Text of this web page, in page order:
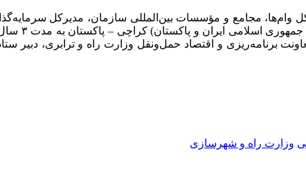
وام‌ها، مجامع و مؤسسات بین‌المللی سازمان، مدیرکل
کراچی – پاکستان به مدت ۳ سال، عضو هیأت مدیره شرکت مخابراتی صبا
معاونت برنامه‌ریزی و اقتصاد حمل‌ونقل وزارت راه و ترابری،
وزارت راه و شهرسازی